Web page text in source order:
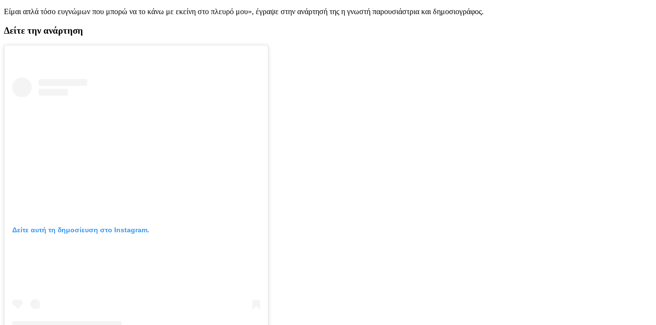
Είμαι απλά τόσο ευγνώμων που μπορώ να το κάνω με εκείνη στο πλευρό μου», έγραψε στην ανάρτησή της η γνωστή παρουσιάστρια και δημοσιογράφος.
Δείτε την ανάρτηση
Δείτε αυτή τη δημοσίευση στο Instagram.